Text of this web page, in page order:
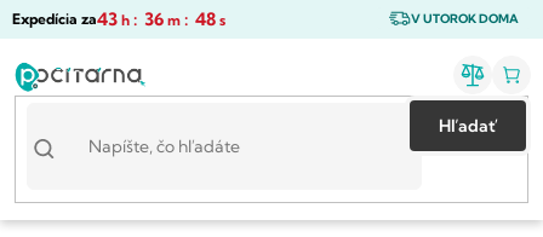
Prejsť
V UTOROK DOMA
Expedícia za43 h : 36 m : 48 s
Hľadať